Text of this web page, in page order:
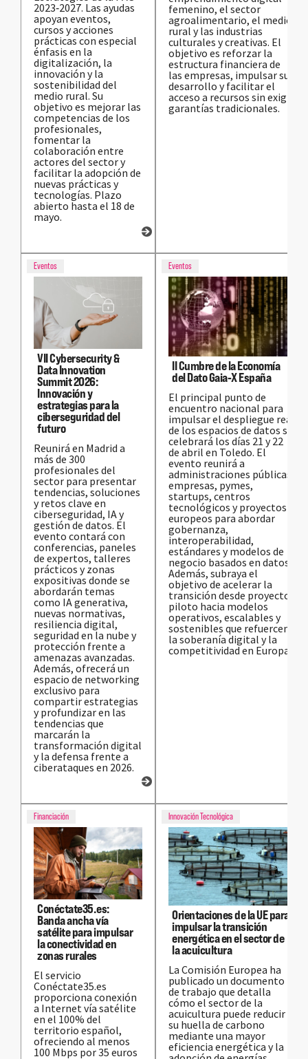
2023‑2027. Las ayudas
apoyan eventos,
cursos y acciones
prácticas con especial
énfasis en la
digitalización, la
innovación y la
sostenibilidad del
medio rural. Su
objetivo es mejorar las
competencias de los
profesionales,
fomentar la
colaboración entre
actores del sector y
facilitar la adopción de
nuevas prácticas y
tecnologías. Plazo
abierto hasta el 18 de
mayo.
femenino, el sector
agroalimentario, el medio
rural y las industrias
culturales y creativas. El
objetivo es reforzar la
estructura financiera de
las empresas, impulsar su
desarrollo y facilitar el
acceso a recursos sin exigir
garantías tradicionales.
Eventos
VII Cybersecurity &
Data Innovation
Summit 2026:
Innovación y
estrategias para la
ciberseguridad del
futuro
Reunirá en Madrid a
más de 300
profesionales del
sector para presentar
tendencias, soluciones
y retos clave en
ciberseguridad, IA y
gestión de datos. El
evento contará con
conferencias, paneles
de expertos, talleres
prácticos y zonas
expositivas donde se
abordarán temas
como IA generativa,
nuevas normativas,
resiliencia digital,
seguridad en la nube y
protección frente a
amenazas avanzadas.
Además, ofrecerá un
espacio de networking
exclusivo para
compartir estrategias
y profundizar en las
tendencias que
marcarán la
transformación digital
y la defensa frente a
ciberataques en 2026.
Eventos
II Cumbre de la Economía
del Dato Gaia‑X España
El principal punto de
encuentro nacional para
impulsar el despliegue real
de los espacios de datos se
celebrará los días 21 y 22
de abril en Toledo. El
evento reunirá a
administraciones públicas,
empresas, pymes,
startups, centros
tecnológicos y proyectos
europeos para abordar
gobernanza,
interoperabilidad,
estándares y modelos de
negocio basados en datos.
Además, subraya el
objetivo de acelerar la
transición desde proyectos
piloto hacia modelos
operativos, escalables y
sostenibles que refuercen
la soberanía digital y la
competitividad en Europa.
Financiación
Conéctate35.es:
Banda ancha vía
satélite para impulsar
la conectividad en
zonas rurales
El servicio
Conéctate35.es
proporciona conexión
a Internet vía satélite
en el 100% del
territorio español,
ofreciendo al menos
100 Mbps por 35 euros
Innovación Tecnológica
Orientaciones de la UE para
impulsar la transición
energética en el sector de
la acuicultura
La Comisión Europea ha
publicado un documento
de trabajo que detalla
cómo el sector de la
acuicultura puede reducir
su huella de carbono
mediante una mayor
eficiencia energética y la